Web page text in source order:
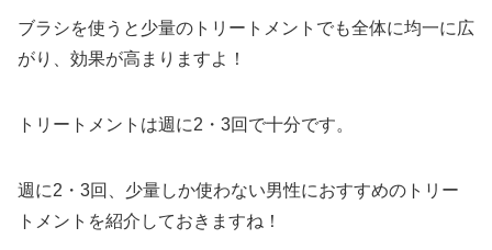
ブラシを使うと少量のトリートメントでも全体に均一に広
がり、効果が高まりますよ！
トリートメントは週に2・3回で十分です。
週に2・3回、少量しか使わない男性におすすめのトリー
トメントを紹介しておきますね！